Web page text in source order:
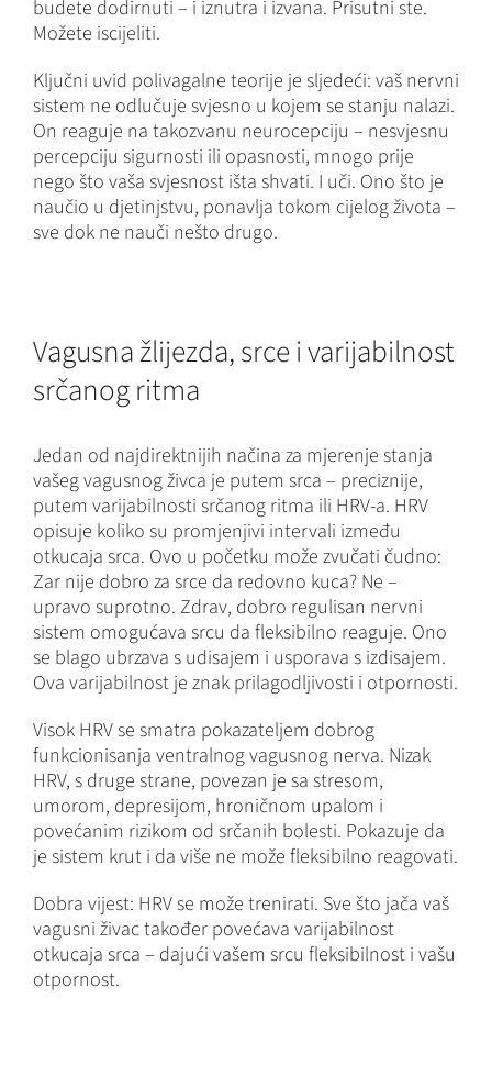
budete dodirnuti – i iznutra i izvana. Prisutni ste.
Možete iscijeliti.
Ključni uvid polivagalne teorije je sljedeći: vaš nervni
sistem ne odlučuje svjesno u kojem se stanju nalazi.
On reaguje na takozvanu neurocepciju – nesvjesnu
percepciju sigurnosti ili opasnosti, mnogo prije
nego što vaša svjesnost išta shvati. I uči. Ono što je
naučio u djetinjstvu, ponavlja tokom cijelog života –
sve dok ne nauči nešto drugo.
Vagusna žlijezda, srce i varijabilnost
srčanog ritma
Jedan od najdirektnijih načina za mjerenje stanja
vašeg vagusnog živca je putem srca – preciznije,
putem varijabilnosti srčanog ritma ili HRV-a. HRV
opisuje koliko su promjenjivi intervali između
otkucaja srca. Ovo u početku može zvučati čudno:
Zar nije dobro za srce da redovno kuca? Ne –
upravo suprotno. Zdrav, dobro regulisan nervni
sistem omogućava srcu da fleksibilno reaguje. Ono
se blago ubrzava s udisajem i usporava s izdisajem.
Ova varijabilnost je znak prilagodljivosti i otpornosti.
Visok HRV se smatra pokazateljem dobrog
funkcionisanja ventralnog vagusnog nerva. Nizak
HRV, s druge strane, povezan je sa stresom,
umorom, depresijom, hroničnom upalom i
povećanim rizikom od srčanih bolesti. Pokazuje da
je sistem krut i da više ne može fleksibilno reagovati.
Dobra vijest: HRV se može trenirati. Sve što jača vaš
vagusni živac također povećava varijabilnost
otkucaja srca – dajući vašem srcu fleksibilnost i vašu
otpornost.